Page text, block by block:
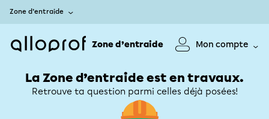
Zone d’entraide
Zone d’entraide Mon compte
La Zone d’entraide est en travaux.
Retrouve ta question parmi celles déjà posées!